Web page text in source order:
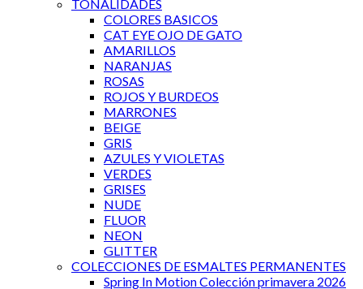
TONALIDADES
COLORES BASICOS
CAT EYE OJO DE GATO
AMARILLOS
NARANJAS
ROSAS
ROJOS Y BURDEOS
MARRONES
BEIGE
GRIS
AZULES Y VIOLETAS
VERDES
GRISES
NUDE
FLUOR
NEON
GLITTER
COLECCIONES DE ESMALTES PERMANENTES
Spring In Motion Colección primavera 2026